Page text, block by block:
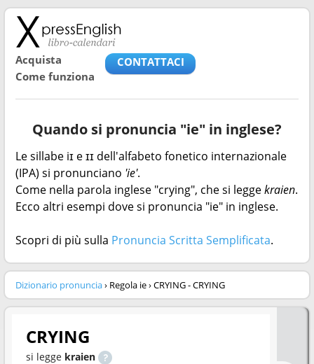
Acquista
Come funziona
CONTATTACI
Quando si pronuncia "ie" in inglese?
Le sillabe iɪ e ɪɪ dell'alfabeto fonetico internazionale
(IPA) si pronunciano 'ie'.
Come nella parola inglese "crying", che si leggekraien.
Ecco altri esempi dove si pronuncia "ie" in inglese.
Scopri di più sulla Pronuncia Scritta Semplificata.
Dizionario pronuncia› Regola ie › CRYING - CRYING
CRYING
si legge kraien